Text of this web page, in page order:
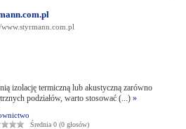
izolację termiczną lub akustyczną zarówno
podziałów, warto stosować (...) »
Średnia 0 (0 głosów)